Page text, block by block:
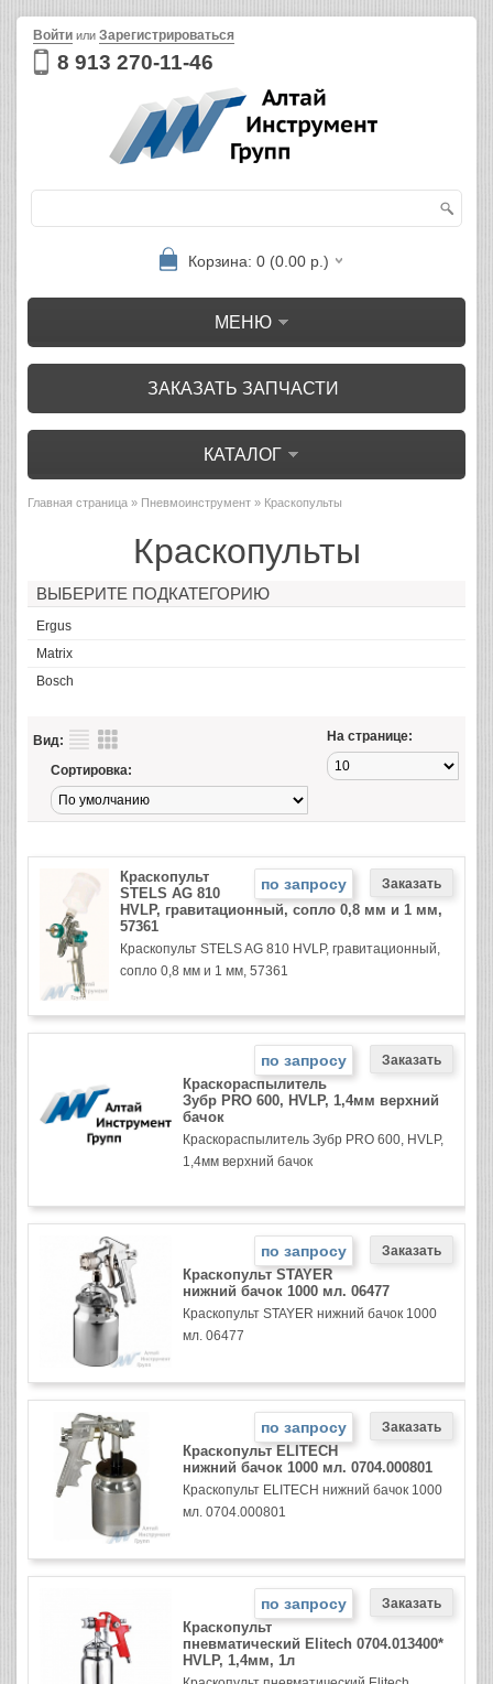
8 913 270-11-46
Войти или Зарегистрироваться
Корзина: 0 (0.00 р.)
МЕНЮ
ЗАКАЗАТЬ ЗАПЧАСТИ
КАТАЛОГ
Главная страница » Пневмоинструмент » Краскопульты
Краскопульты
ВЫБЕРИТЕ ПОДКАТЕГОРИЮ
Ergus
Matrix
Bosch
Вид: На странице:
Сортировка:
по запросу
Краскопульт
STELS AG 810
HVLP, гравитационный, сопло 0,8 мм и 1 мм,
57361
Краскопульт STELS AG 810 HVLP, гравитационный,
сопло 0,8 мм и 1 мм, 57361
по запросу
Краскораспылитель
Зубр PRO 600, HVLP, 1,4мм верхний
бачок
Краскораспылитель Зубр PRO 600, HVLP,
1,4мм верхний бачок
по запросу
Краскопульт STAYER
нижний бачок 1000 мл. 06477
Краскопульт STAYER нижний бачок 1000
мл. 06477
по запросу
Краскопульт ELITECH
нижний бачок 1000 мл. 0704.000801
Краскопульт ELITECH нижний бачок 1000
мл. 0704.000801
по запросу
Краскопульт
пневматический Elitech 0704.013400*
HVLP, 1,4мм, 1л